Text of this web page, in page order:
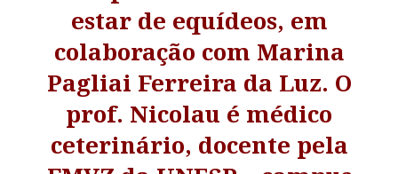
estar de equídeos, em
colaboração com Marina
Pagliai Ferreira da Luz. O
prof. Nicolau é médico
ceterinário, docente pela